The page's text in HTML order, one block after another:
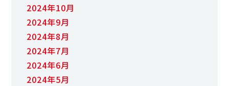
2024年10月
2024年9月
2024年8月
2024年7月
2024年6月
2024年5月